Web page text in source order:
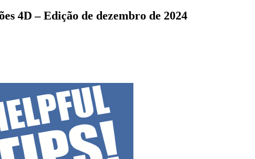
4D – Edição de dezembro de 2024